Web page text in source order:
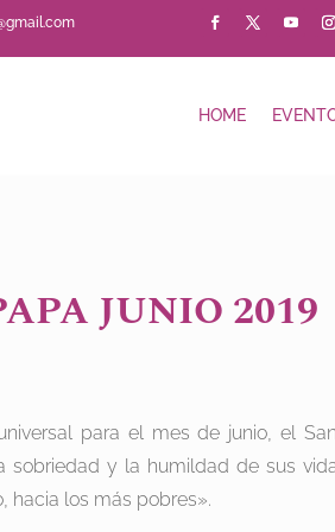
HOME
JUNIO 2019
para el mes de junio, el
sobriedad y la humildad de sus
hacia los más pobres».